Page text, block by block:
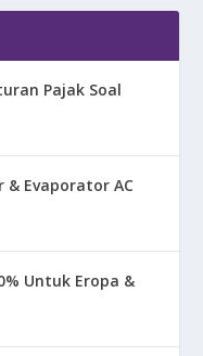
Pajak Soal
& Evaporator AC
Untuk Eropa &